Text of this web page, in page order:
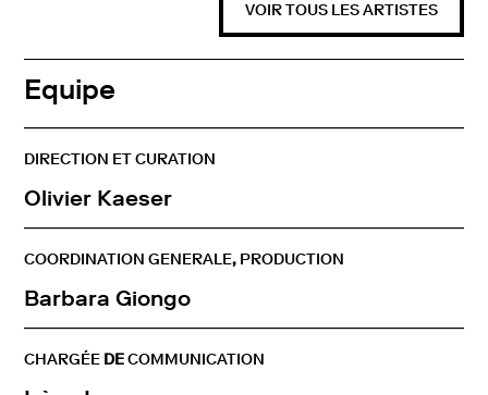
VOIR TOUS LES ARTISTES
Equipe
DIRECTION ET CURATION
Olivier Kaeser
COORDINATION GENERALE, PRODUCTION
Barbara Giongo
CHARGÉE DECOMMUNICATION